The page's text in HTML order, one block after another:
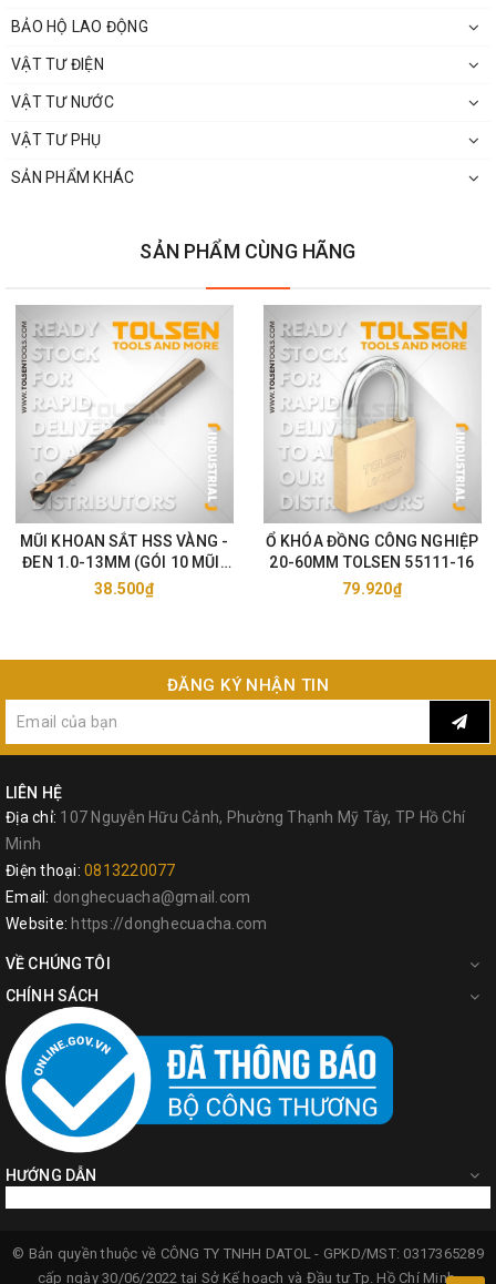
BẢO HỘ LAO ĐỘNG
VẬT TƯ ĐIỆN
VẬT TƯ NƯỚC
VẬT TƯ PHỤ
SẢN PHẨM KHÁC
SẢN PHẨM CÙNG HÃNG
MŨI KHOAN SẮT HSS VÀNG -
ĐEN 1.0-13MM (GÓI 10 MŨI)
TOLSEN 75105-33
38.500₫
Ổ KHÓA ĐỒNG CÔNG NGHIỆP
20-60MM TOLSEN 55111-16
79.920₫
ĐĂNG KÝ NHẬN TIN
LIÊN HỆ
Địa chỉ: 107 Nguyễn Hữu Cảnh, Phường Thạnh Mỹ Tây, TP Hồ Chí
Minh
Điện thoại: 0813220077
Email: donghecuacha@gmail.com
Website: https://donghecuacha.com
VỀ CHÚNG TÔI
CHÍNH SÁCH
HƯỚNG DẪN
© Bản quyền thuộc về CÔNG TY TNHH DATOL - GPKD/MST: 0317365289
cấp ngày 30/06/2022 tại Sở Kế hoạch và Đầu tư Tp. Hồ Chí Minh.